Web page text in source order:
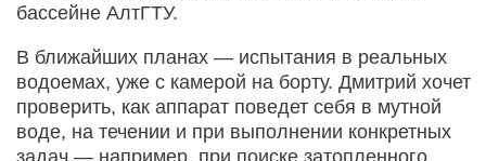
бассейне АлтГТУ.
В ближайших планах — испытания в реальных
водоемах, уже с камерой на борту. Дмитрий хочет
проверить, как аппарат поведет себя в мутной
воде, на течении и при выполнении конкретных
задач — например, при поиске затопленного